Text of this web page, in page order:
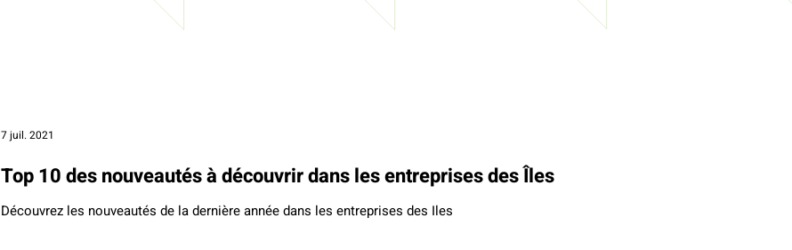
Top 10 des nouveautés à découvrir dans les entreprises des Îles
Découvrez les nouveautés de la dernière année dans les entreprises des Iles
7 juil. 2021